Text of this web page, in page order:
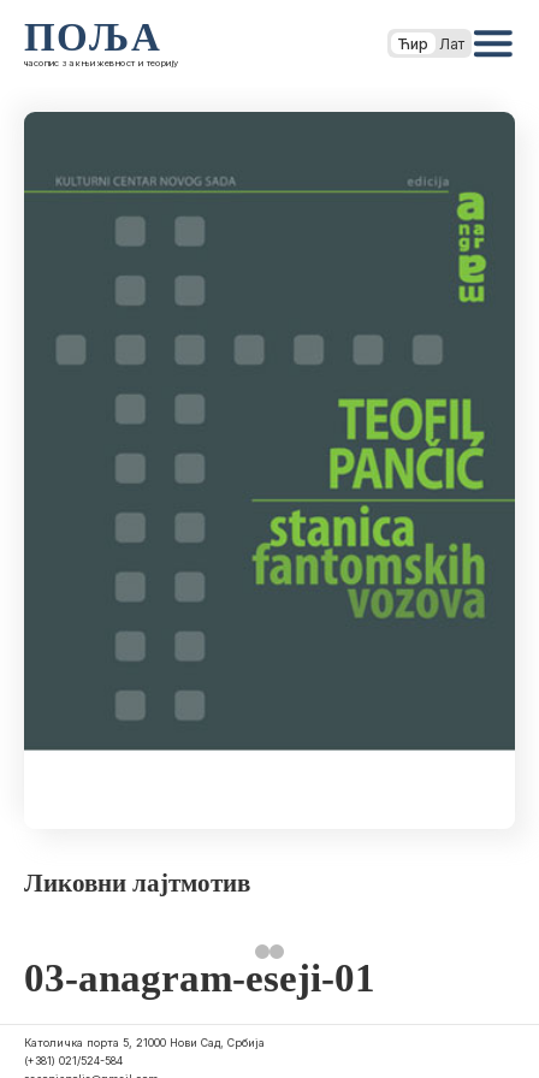
ПОЉА
часопис за књижевност и теорију
Ћир Лат
Ликовни лајтмотив
03-anagram-eseji-01
Католичка порта 5, 21000 Нови Сад, Србија
(+381) 021/524-584